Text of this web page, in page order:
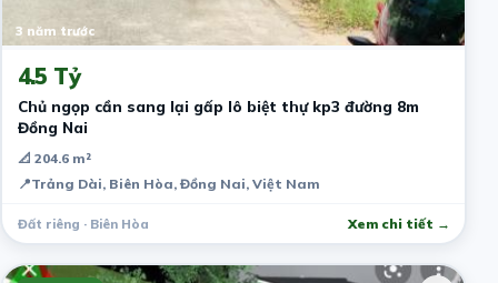
3 năm trước
4.5 Tỷ
Chủ ngọp cần sang lại gấp lô biệt thự kp3 đường 8m
Đồng Nai
📐 204.6 m²
📍Trảng Dài, Biên Hòa, Đồng Nai, Việt Nam
Đất riêng · Biên Hòa Xem chi tiết →